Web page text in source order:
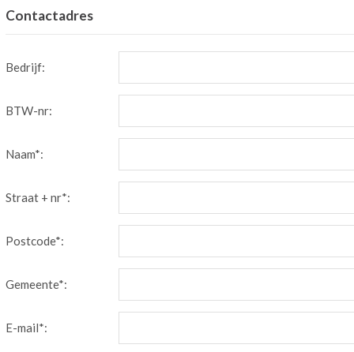
Contactadres
Bedrijf:
BTW-nr:
Naam*:
Straat + nr*:
Postcode*:
Gemeente*:
E-mail*: